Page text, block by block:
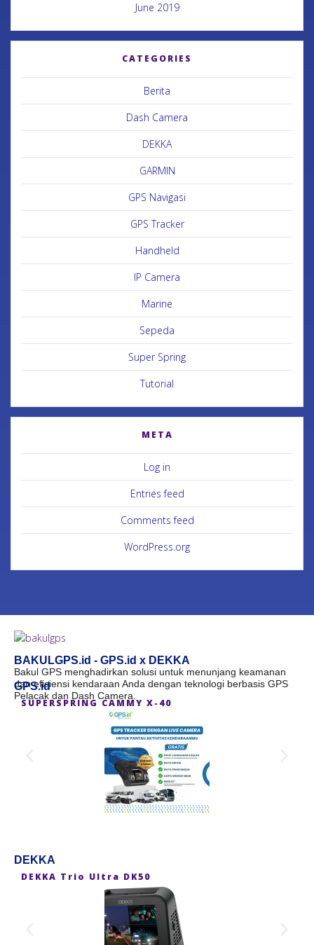
June 2019
CATEGORIES
Berita
Dash Camera
DEKKA
GARMIN
GPS Navigasi
GPS Tracker
Handheld
IP Camera
Marine
Sepeda
Super Spring
Tutorial
META
Log in
Entries feed
Comments feed
WordPress.org
BAKULGPS.id - GPS.id x DEKKA
Bakul GPS menghadirkan solusi untuk menunjang keamanan
dan efisiensi kendaraan Anda dengan teknologi berbasis GPS
Pelacak dan Dash Camera.
GPS.id
SUPERSPRING CAMMY X-40
DEKKA
DEKKA Trio Ultra DK50